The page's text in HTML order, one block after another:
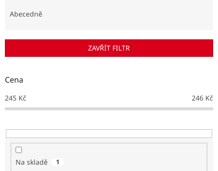
r
d
k
t
Abecedně
ZAVŘÍT FILTR
Cena
245 Kč 246 Kč
Na skladě 1